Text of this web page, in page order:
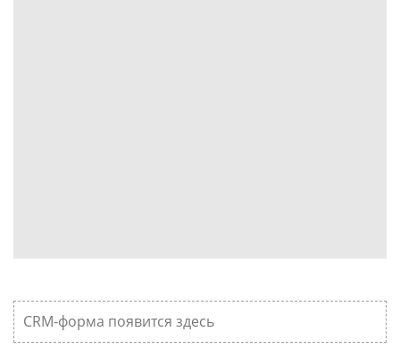
CRM-форма появится здесь